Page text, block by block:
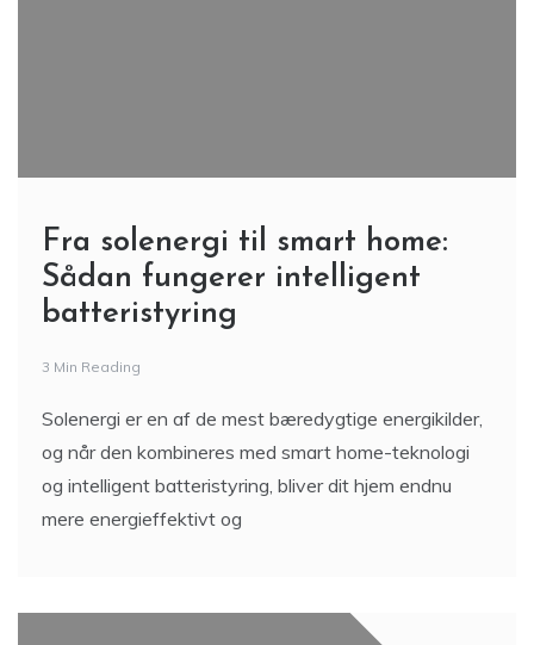
Fra solenergi til smart home:
Sådan fungerer intelligent
batteristyring
3 Min Reading
Solenergi er en af de mest bæredygtige energikilder,
og når den kombineres med smart home-teknologi
og intelligent batteristyring, bliver dit hjem endnu
mere energieffektivt og